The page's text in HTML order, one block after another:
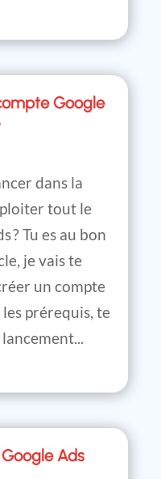
Google
dans la
tout le
? Tu es au bon
je vais te
un compte
prérequis, te
Ads